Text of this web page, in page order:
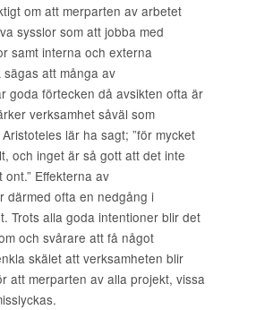
om att merparten av arbetet
sysslor som att jobba med
samt interna och externa
att många av
goda förtecken då avsikten ofta är
verksamhet såväl som
lär ha sagt; ”för mycket
och inget är så gott att det inte
Effekterna av
därmed ofta en nedgång i
Trots alla goda intentioner blir det
och svårare att få något
skälet att verksamheten blir
att merparten av alla projekt, vissa